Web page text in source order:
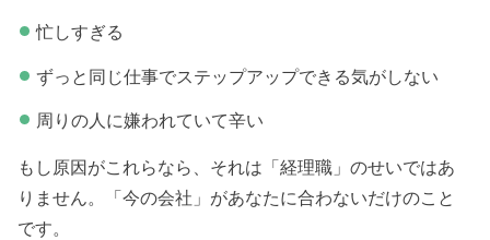
忙しすぎる
ずっと同じ仕事でステップアップできる気がしない
周りの人に嫌われていて辛い
もし原因がこれらなら、それは「経理職」のせいではあ
りません。「今の会社」があなたに合わないだけのこと
です。